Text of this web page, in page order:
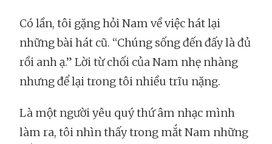
Có lần, tôi gặng hỏi Nam về việc hát lại
những bài hát cũ. “Chúng sống đến đấy là đủ
rồi anh ạ.” Lời từ chối của Nam nhẹ nhàng
nhưng để lại trong tôi nhiều trĩu nặng.
Là một người yêu quý thứ âm nhạc mình
làm ra, tôi nhìn thấy trong mắt Nam những